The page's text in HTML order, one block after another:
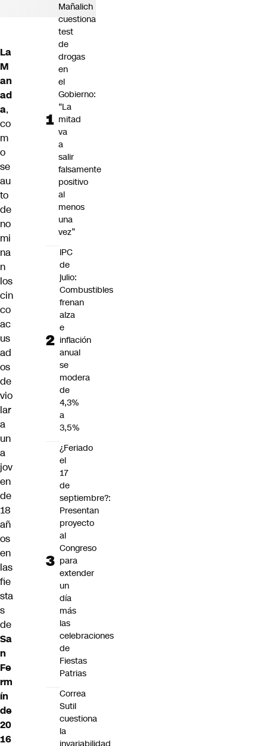
La
M
an
ad
a,
co
m
o
se
au
to
de
no
mi
na
n
los
cin
co
ac
us
ad
os
de
vio
lar
a
un
a
jov
en
de
18
añ
os
en
las
fie
sta
s
de
Sa
n
Fe
rm
ín
de
20
16
Mañalich
cuestiona
test
de
drogas
en
el
Gobierno:
“La
mitad
va
a
salir
falsamente
positivo
al
menos
una
vez”
IPC
de
julio:
Combustibles
frenan
alza
e
inflación
anual
se
modera
de
4,3%
a
3,5%
¿Feriado
el
17
de
septiembre?:
Presentan
proyecto
al
Congreso
para
extender
un
día
más
las
celebraciones
de
Fiestas
Patrias
Correa
Sutil
cuestiona
la
invariabilidad